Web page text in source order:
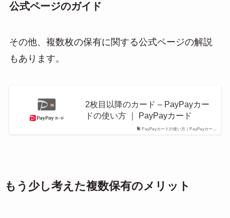
公式ページのガイド
その他、複数枚の保有に関する公式ページの解説
もあります。
PayPayカードの使い方｜PayPayカー…
2枚目以降のカード – PayPayカー
ドの使い方 ｜ PayPayカード
もう少し考えた複数保有のメリット